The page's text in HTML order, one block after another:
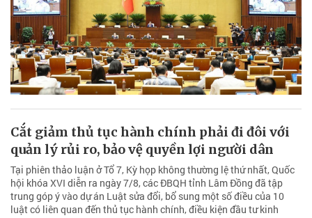
Cắt giảm thủ tục hành chính phải đi đôi với
quản lý rủi ro, bảo vệ quyền lợi người dân
Tại phiên thảo luận ở Tổ 7, Kỳ họp không thường lệ thứ nhất, Quốc
hội khóa XVI diễn ra ngày 7/8, các ĐBQH tỉnh Lâm Đồng đã tập
trung góp ý vào dự án Luật sửa đổi, bổ sung một số điều của 10
luật có liên quan đến thủ tục hành chính, điều kiện đầu tư kinh